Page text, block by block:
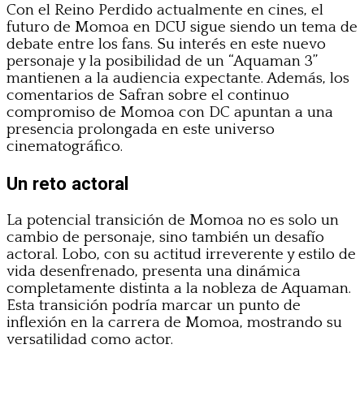
Con el Reino Perdido actualmente en cines, el
futuro de Momoa en DCU sigue siendo un tema de
debate entre los fans. Su interés en este nuevo
personaje y la posibilidad de un “Aquaman 3”
mantienen a la audiencia expectante. Además, los
comentarios de Safran sobre el continuo
compromiso de Momoa con DC apuntan a una
presencia prolongada en este universo
cinematográfico.
Un reto actoral
La potencial transición de Momoa no es solo un
cambio de personaje, sino también un desafío
actoral. Lobo, con su actitud irreverente y estilo de
vida desenfrenado, presenta una dinámica
completamente distinta a la nobleza de Aquaman.
Esta transición podría marcar un punto de
inflexión en la carrera de Momoa, mostrando su
versatilidad como actor.